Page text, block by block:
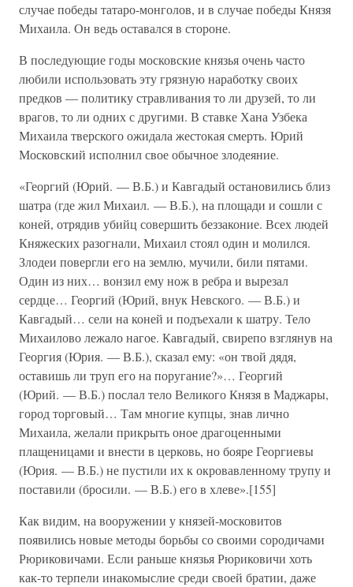
случае победы татаро-монголов, и в случае победы Князя
Михаила. Он ведь оставался в стороне.
В последующие годы московские князья очень часто
любили использовать эту грязную наработку своих
предков — политику стравливания то ли друзей, то ли
врагов, то ли одних с другими. В ставке Хана Узбека
Михаила тверского ожидала жестокая смерть. Юрий
Московский исполнил свое обычное злодеяние.
«Георгий (Юрий. — В.Б.) и Кавгадый остановились близ
шатра (где жил Михаил. — В.Б.), на площади и сошли с
коней, отрядив убийц совершить беззаконие. Всех людей
Княжеских разогнали, Михаил стоял один и молился.
Злодеи повергли его на землю, мучили, били пятами.
Один из них… вонзил ему нож в ребра и вырезал
сердце… Георгий (Юрий, внук Невского. — В.Б.) и
Кавгадый… сели на коней и подъехали к шатру. Тело
Михаилово лежало нагое. Кавгадый, свирепо взглянув на
Георгия (Юрия. — В.Б.), сказал ему: «он твой дядя,
оставишь ли труп его на поругание?»… Георгий
(Юрий. — В.Б.) послал тело Великого Князя в Маджары,
город торговый… Там многие купцы, знав лично
Михаила, желали прикрыть оное драгоценными
плащеницами и внести в церковь, но бояре Георгиевы
(Юрия. — В.Б.) не пустили их к окровавленному трупу и
поставили (бросили. — В.Б.) его в хлеве».[155]
Как видим, на вооружении у князей-московитов
появились новые методы борьбы со своими сородичами
Рюриковичами. Если раньше князья Рюриковичи хоть
как-то терпели инакомыслие среди своей братии, даже